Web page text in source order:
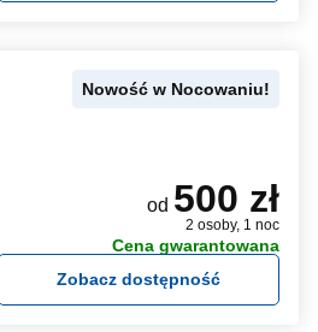
Nowość w Nocowaniu!
od 500 zł
2 osoby, 1 noc
Cena gwarantowana
Zobacz dostępność